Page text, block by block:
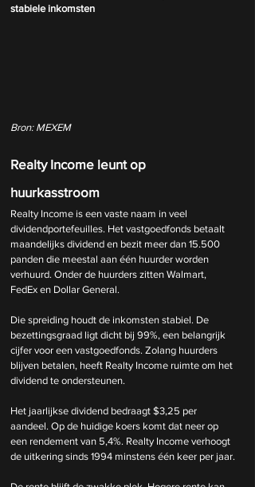
stabiele inkomsten
Bron: MEXEM
Realty Income leunt op
huurkasstroom
Realty Income is een vaste naam in veel
dividendportefeuilles. Het vastgoedfonds betaalt
maandelijks dividend en bezit meer dan 15.500
panden die meestal aan één huurder worden
verhuurd. Onder de huurders zitten Walmart,
FedEx en Dollar General.
Die spreiding houdt de inkomsten stabiel. De
bezettingsgraad ligt dicht bij 99%, een belangrijk
cijfer voor een vastgoedfonds. Zolang huurders
blijven betalen, heeft Realty Income ruimte om het
dividend te ondersteunen.
Het jaarlijkse dividend bedraagt $3,25 per
aandeel. Op de huidige koers komt dat neer op
een rendement van 5,4%. Realty Income verhoogt
de uitkering sinds 1994 minstens één keer per jaar.